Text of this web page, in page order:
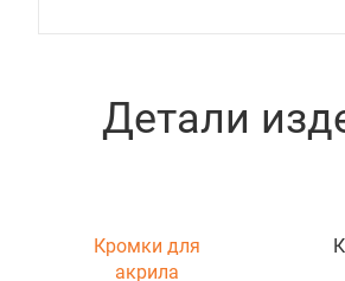
Детали
Кромки для
акрила